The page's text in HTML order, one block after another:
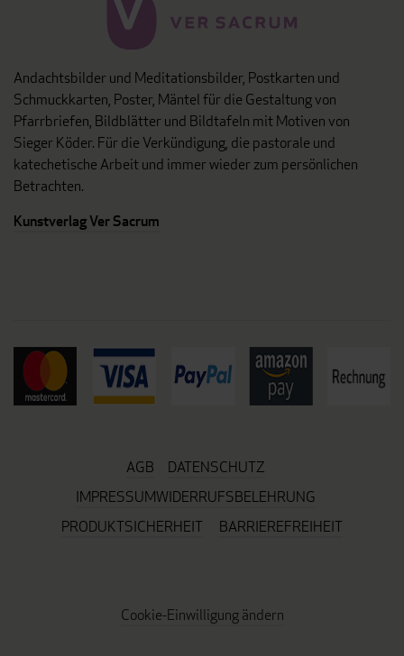
Andachtsbilder und Meditationsbilder, Postkarten und
Schmuckkarten, Poster, Mäntel für die Gestaltung von
Pfarrbriefen, Bildblätter und Bildtafeln mit Motiven von
Sieger Köder. Für die Verkündigung, die pastorale und
katechetische Arbeit und immer wieder zum persönlichen
Betrachten.
Kunstverlag Ver Sacrum
AGB
DATENSCHUTZ
IMPRESSUMWIDERRUFSBELEHRUNG
PRODUKTSICHERHEIT
BARRIEREFREIHEIT
Cookie-Einwilligung ändern